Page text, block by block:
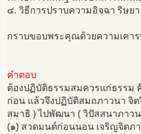
๔. วิธีการปราบความอิจฉา ริษยา
กราบขอบพระคุณด้วยความเคา
คำตอบ
ต้องปฏิบัติธรรมสมควรแก่ธรรม
ก่อน แล้วจึงปฏิบัติสมถภาวนา จิ
สมาธิ ) ไปพัฒนา ( วิปัสสนาภาว
(๑) สวดมนต์ก่อนนอน เจริญจิตภ